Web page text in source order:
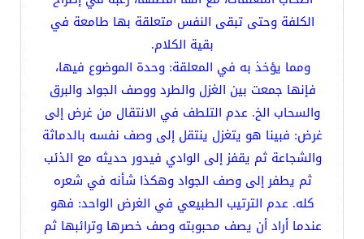
الكلفة وحتى تبقى النفس متعلقة بها طامعة في
بقية الكلام.
ومما يؤخذ به في المعلقة: وحدة الموضوع فيها،
فإنها جمعت بين الغزل والطرد ووصف الجواد والبرق
والسحاب الخ. عدم التلطف في الانتقال من غرض إلى
غرض: فبينا هو يتغزل ينتقل إلى وصف نفسه بالدماثة
والشجاعة ثم يقفز إلى الوادي فيدور حديثه مع الذئب
ثم يطفر إلى وصف الجواد وهكذا شأنه في شعره
كله. عدم الترتيب الطبيعي في الغرض الواحد: فهو
عندما أراد أن يصف محبوبته وصف خصرها وترائبها ثم